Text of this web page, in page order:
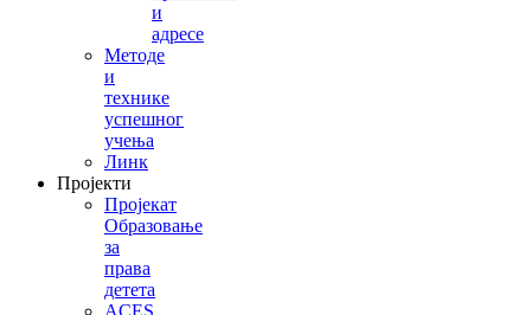
и
адресе
Методе
и
технике
успешног
учења
Линк
Пројекти
Пројекат
Образовање
за
права
детета
ACES